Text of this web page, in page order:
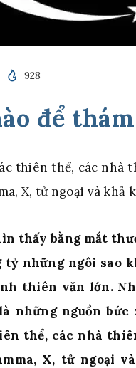
928
để
thiên thể, các nhà
X, tử ngoại và
thấy bằng mắt
tỷ những ngôi
thiên văn lớn.
những nguồn
thể, các nhà
X, tử ngoại